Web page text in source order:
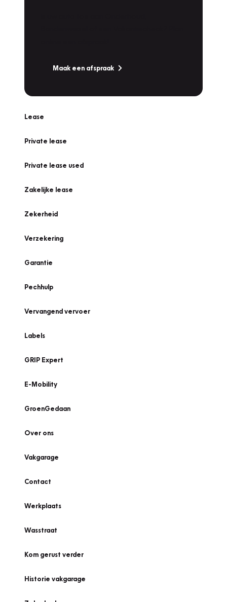
Maak een afspraak
Lease
Private lease
Private lease used
Zakelijke lease
Zekerheid
Verzekering
Garantie
Pechhulp
Vervangend vervoer
Labels
GRIP Expert
E-Mobility
GroenGedaan
Over ons
Vakgarage
Contact
Werkplaats
Wasstraat
Kom gerust verder
Historie vakgarage